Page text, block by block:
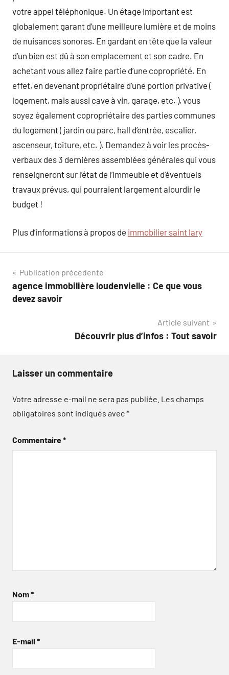
votre appel téléphonique. Un étage important est
globalement garant d’une meilleure lumière et de moins
de nuisances sonores. En gardant en tête que la valeur
d’un bien est dû à son emplacement et son cadre. En
achetant vous allez faire partie d’une copropriété. En
effet, en devenant propriétaire d’une portion privative (
logement, mais aussi cave à vin, garage, etc. ), vous
soyez également copropriétaire des parties communes
du logement ( jardin ou parc, hall d’entrée, escalier,
ascenseur, toiture, etc. ). Demandez à voir les procès-
verbaux des 3 dernières assemblées générales qui vous
renseigneront sur l’état de l’immeuble et d’éventuels
travaux prévus, qui pourraient largement alourdir le
budget !
Plus d’informations à propos de immobilier saint lary
Navigation
de
Publication précédente
agence immobilière loudenvielle : Ce que vous
devez savoir
Article suivant
Découvrir plus d’infos : Tout savoir
Laisser un commentaire
Votre adresse e-mail ne sera pas publiée. Les champs
obligatoires sont indiqués avec*
Commentaire*
Nom*
E-mail *